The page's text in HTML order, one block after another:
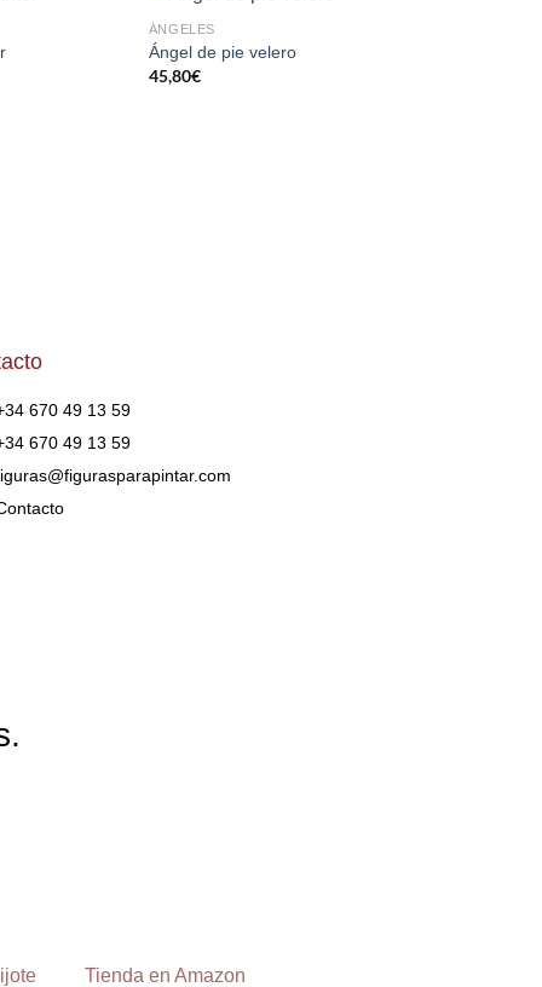
AÑADIR
ÁNGELES
Ángel de pie velero
45,80€
670 49 13 59
670 49 13 59
Tienda en Amazon